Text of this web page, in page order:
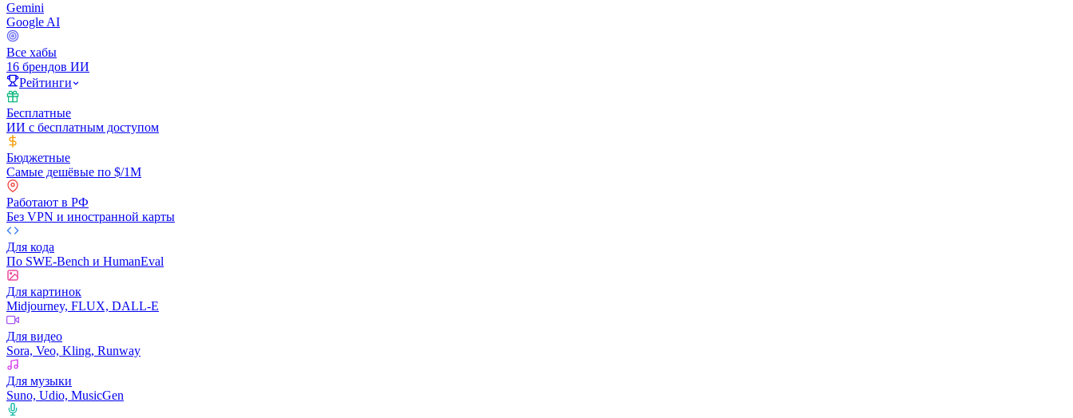
Gemini
Google AI
Все хабы
16 брендов ИИ
Рейтинги
Бесплатные
ИИ с бесплатным доступом
Бюджетные
Самые дешёвые по $/1M
Работают в РФ
Без VPN и иностранной карты
Для кода
По SWE-Bench и HumanEval
Для картинок
Midjourney, FLUX, DALL-E
Для видео
Sora, Veo, Kling, Runway
Для музыки
Suno, Udio, MusicGen